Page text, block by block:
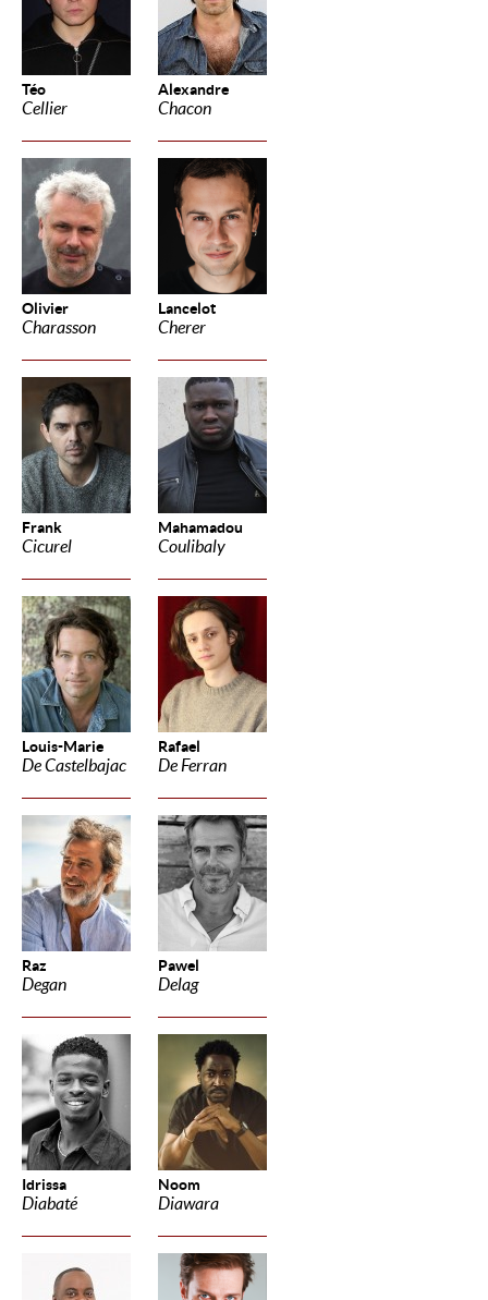
Téo
Cellier
Alexandre
Chacon
Olivier
Charasson
Lancelot
Cherer
Frank
Cicurel
Mahamadou
Coulibaly
Louis-Marie
De Castelbajac
Rafael
De Ferran
Raz
Degan
Pawel
Delag
Idrissa
Diabaté
Noom
Diawara